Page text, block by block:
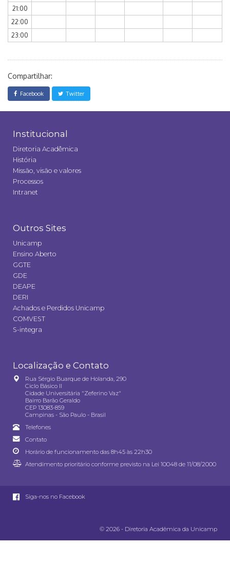
21:00
22:00
23:00
Compartilhar:
Facebook Twitter
Institucional
Diretoria Acadêmica
História
Missão, visão e valores
Processos
Intranet
Outros Sites
Unicamp
Ensino Aberto
GGTE
GDE
DEAPE
DERI
Achados e Perdidos Unicamp
COMVEST
S-integra
Localização e Contato
Rua Sérgio Buarque de Holanda, 290
Ciclo Básico II
Cidade Universitária "Zeferino Vaz"
Bairro Barão Geraldo
CEP 13083-859
Campinas - São Paulo - Brasil
Telefones
Contato
Horário de funcionamento das 8h45 às 22h30
Atendimento prioritário conforme previsto na Lei 10048 de 11/08/2000
Siga-nos no Facebook
© 2026 - Diretoria Acadêmica da Unicamp